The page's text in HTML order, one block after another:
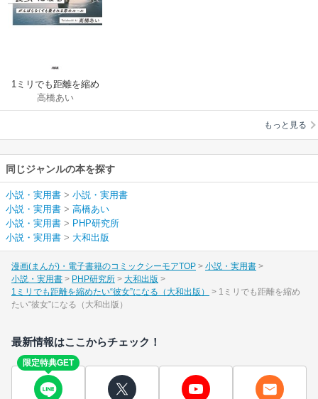
1ミリでも距離を縮め
たい“彼女”になる（大
和出版）
高橋あい
もっと見る
同じジャンルの本を探す
小説・実用書 > 小説・実用書
小説・実用書 > 高橋あい
小説・実用書 > PHP研究所
小説・実用書 > 大和出版
漫画(まんが)・電子書籍のコミックシーモアTOP
小説・実用書
小説・実用書
PHP研究所
大和出版
1ミリでも距離を縮めたい“彼女”になる（大和出版）
1ミリでも距離を縮め
たい“彼女”になる（大和出版）
最新情報はここからチェック！
限定特典GET